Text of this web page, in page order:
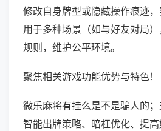
修改自身牌型或隐藏操作痕迹
用于多种场景（如与好友对局
规则，维护公平环境。
聚焦相关游戏功能优势与特色！
微乐麻将有挂么是不是骗人的；
智能出牌策略、暗杠优化、提